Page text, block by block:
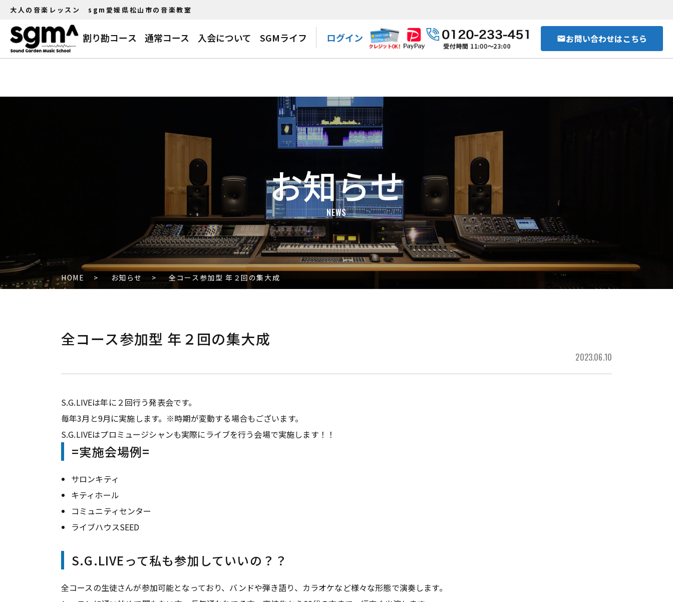
大人の音楽レッスン sgm愛媛県松山市の音楽教室
割り勘コース 通常コース 入会について SGMライフ ログイン お問い合わせはこちら
お知らせ
NEWS
HOME > お知らせ > 全コース参加型 年２回の集大成
全コース参加型 年２回の集大成
2023.06.10
S.G.LIVEは年に２回行う発表会です。
毎年3月と9月に実施します。※時期が変動する場合もございます。
S.G.LIVEはプロミュージシャンも実際にライブを行う会場で実施します！！
=実施会場例=
サロンキティ
キティホール
コミュニティセンター
ライブハウスSEED
S.G.LIVEって私も参加していいの？？
全コースの生徒さんが参加可能となっており、バンドや弾き語り、カラオケなど様々な形態で演奏します。